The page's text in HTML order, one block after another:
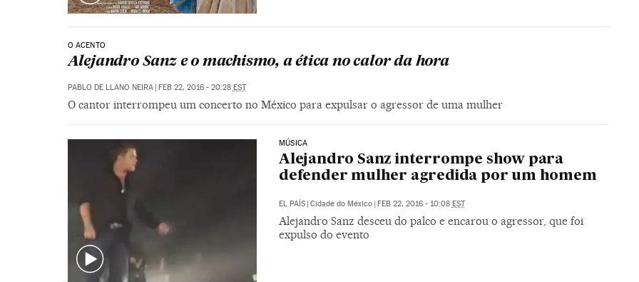
O ACENTO
Alejandro Sanz e o machismo, a ética no calor da hora
PABLO DE LLANO NEIRA FEB 22, 2016 - 20:28 EST
O cantor interrompeu um concerto no México para expulsar o agressor de uma mulher
MÚSICA
Alejandro Sanz interrompe show para
defender mulher agredida por um homem
EL PAÍS Cidade do México FEB 22, 2016 - 10:08 EST
Alejandro Sanz desceu do palco e encarou o agressor, que foi
expulso do evento